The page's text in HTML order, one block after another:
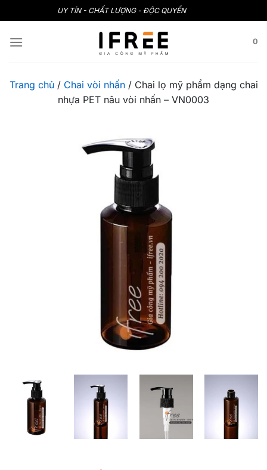
qua
nội
UY TÍN - CHẤT LƯỢNG - ĐỘC QUYỀN
0
Trang chủ/ Chai vòi nhấn/ Chai lọ mỹ phẩm dạng chai
nhựa PET nâu vòi nhấn – VN0003